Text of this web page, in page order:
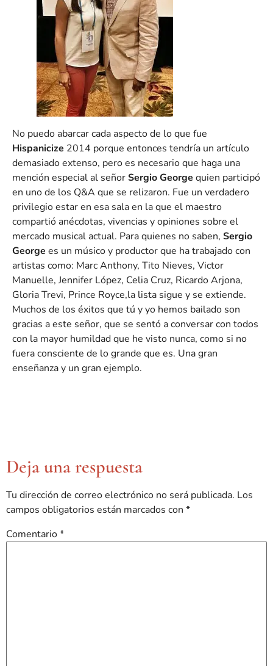
No puedo abarcar cada aspecto de lo que fue
Hispanicize 2014 porque entonces tendría un artículo
demasiado extenso, pero es necesario que haga una
mención especial al señorSergio George quien participó
en uno de los Q&A que se relizaron. Fue un verdadero
privilegio estar en esa sala en la que el maestro
compartió anécdotas, vivencias y opiniones sobre el
mercado musical actual. Para quienes no saben, Sergio
George es un músico y productor que ha trabajado con
artistas como: Marc Anthony, Tito Nieves, Victor
Manuelle, Jennifer López, Celia Cruz, Ricardo Arjona,
Gloria Trevi, Prince Royce,la lista sigue y se extiende.
Muchos de los éxitos que tú y yo hemos bailado son
gracias a este señor, que se sentó a conversar con todos
con la mayor humildad que he visto nunca, como si no
fuera consciente de lo grande que es. Una gran
enseñanza y un gran ejemplo.
Deja una respuesta
Tu dirección de correo electrónico no será publicada. Los
campos obligatorios están marcados con *
Comentario*